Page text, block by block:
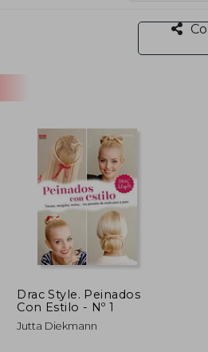
Drac Style. Peinados
Con Estilo - Nº 1
Jutta Diekmann